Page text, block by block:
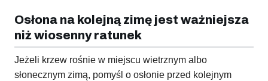
Osłona na kolejną zimę jest ważniejsza
niż wiosenny ratunek
Jeżeli krzew rośnie w miejscu wietrznym albo
słonecznym zimą, pomyśl o osłonie przed kolejnym